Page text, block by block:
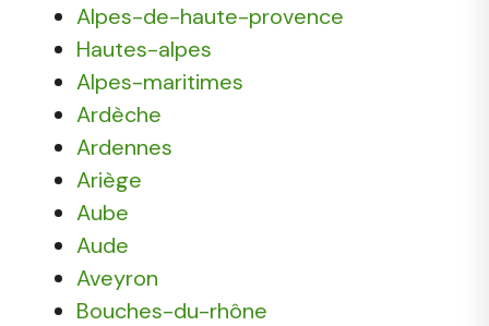
Alpes-de-haute-provence
Hautes-alpes
Alpes-maritimes
Ardèche
Ardennes
Ariège
Aube
Aude
Aveyron
Bouches-du-rhône